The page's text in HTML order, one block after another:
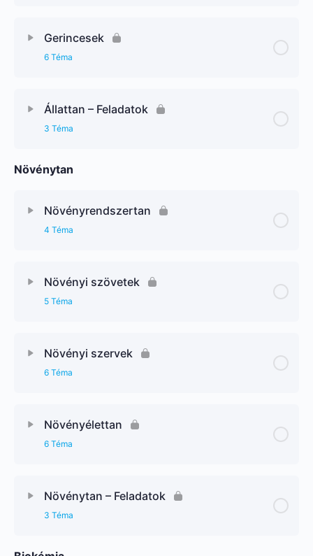
Gerincesek
6 Téma
Állattan – Feladatok
3 Téma
Növénytan
Növényrendszertan
4 Téma
Növényi szövetek
5 Téma
Növényi szervek
6 Téma
Növényélettan
6 Téma
Növénytan – Feladatok
3 Téma